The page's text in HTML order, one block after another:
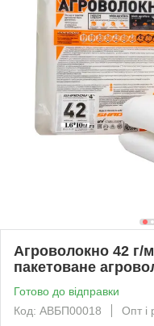
Агроволокно 42 г/
пакетоване
Готово до відправки
Код: АВБП00018
Опт і